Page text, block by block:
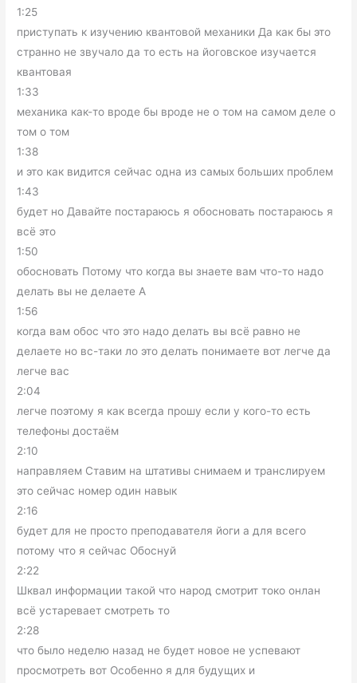
1:25
приступать к изучению квантовой механики Да как бы это
странно не звучало да то есть на йоговское изучается
квантовая
1:33
механика как-то вроде бы вроде не о том на самом деле о
том о том
1:38
и это как видится сейчас одна из самых больших проблем
1:43
будет но Давайте постараюсь я обосновать постараюсь я
всё это
1:50
обосновать Потому что когда вы знаете вам что-то надо
делать вы не делаете А
1:56
когда вам обос что это надо делать вы всё равно не
делаете но вс-таки ло это делать понимаете вот легче да
легче вас
2:04
легче поэтому я как всегда прошу если у кого-то есть
телефоны достаём
2:10
направляем Ставим на штативы снимаем и транслируем
это сейчас номер один навык
2:16
будет для не просто преподавателя йоги а для всего
потому что я сейчас Обоснуй
2:22
Шквал информации такой что народ смотрит токо онлан
всё устаревает смотреть то
2:28
что было неделю назад не будет новое не успевают
просмотреть вот Особенно я для будущих и